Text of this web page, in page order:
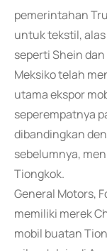
pemerintahan
untuk tekstil,
seperti Shein
Meksiko telah
utama ekspor
seperempatnya
dibandingkan
sebelumnya,
Tiongkok.
General Motors,
memiliki merek
mobil buatan